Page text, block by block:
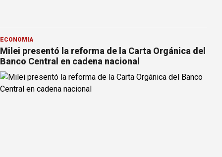
ECONOMÍA
Milei presentó la reforma de la Carta Orgánica del
Banco Central en cadena nacional